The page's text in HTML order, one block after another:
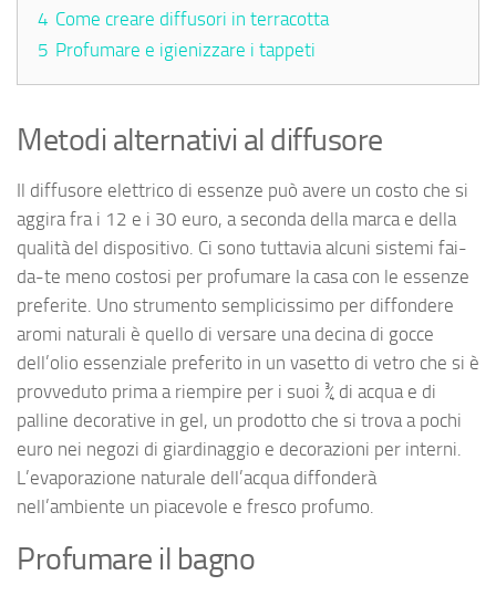
4 Come creare diffusori in terracotta
5 Profumare e igienizzare i tappeti
Metodi alternativi al diffusore
Il diffusore elettrico di essenze può avere un costo che si
aggira fra i 12 e i 30 euro, a seconda della marca e della
qualità del dispositivo. Ci sono tuttavia alcuni sistemi fai-
da-te meno costosi per profumare la casa con le essenze
preferite. Uno strumento semplicissimo per diffondere
aromi naturali è quello di versare una decina di gocce
dell’olio essenziale preferito in un vasetto di vetro che si è
provveduto prima a riempire per i suoi ¾ di acqua e di
palline decorative in gel, un prodotto che si trova a pochi
euro nei negozi di giardinaggio e decorazioni per interni.
L’evaporazione naturale dell’acqua diffonderà
nell’ambiente un piacevole e fresco profumo.
Profumare il bagno